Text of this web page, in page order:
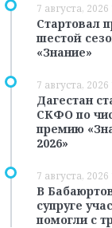
7 августа, 2026
Стартовал
шестой
«Знание»
7 августа, 2026
Дагестан
СКФО по
премию
2026»
7 августа, 2026
В
супруге
помогли с